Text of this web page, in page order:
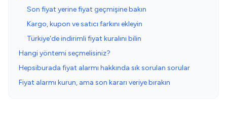
Son fiyat yerine fiyat geçmişine bakın
Kargo, kupon ve satıcı farkını ekleyin
Türkiye'de indirimli fiyat kuralını bilin
Hangi yöntemi seçmelisiniz?
Hepsiburada fiyat alarmı hakkında sık sorulan sorular
Fiyat alarmı kurun, ama son kararı veriye bırakın